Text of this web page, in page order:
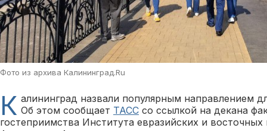
Фото из архива Калининград.Ru
К алининград назвали популярным направлением
Об этом сообщает ТАСС со ссылкой на декана
гостеприимства Института евразийских и